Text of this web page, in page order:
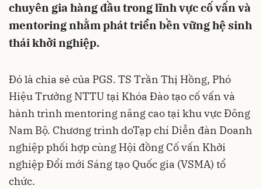
chuyên gia hàng đầu trong lĩnh vực cố vấn và
mentoring nhằm phát triển bền vững hệ sinh
thái khởi nghiệp.
Đó là chia sẻ của PGS. TS Trần Thị Hồng, Phó
Hiệu Trưởng NTTU tại Khóa Đào tạo cố vấn và
hành trình mentoring nâng cao tại khu vực Đông
Nam Bộ. Chương trình doTạp chí Diễn đàn Doanh
nghiệp phối hợp cùng Hội đồng Cố vấn Khởi
nghiệp Đổi mới Sáng tạo Quốc gia (VSMA) tổ
chức.